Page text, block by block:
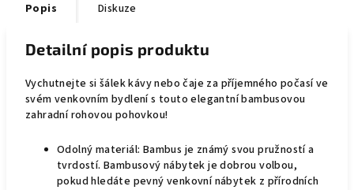
Popis Diskuze
Detailní popis produktu
Vychutnejte si šálek kávy nebo čaje za příjemného počasí ve
svém venkovním bydlení s touto elegantní bambusovou
zahradní rohovou pohovkou!
Odolný materiál: Bambus je známý svou pružností a
tvrdostí. Bambusový nábytek je dobrou volbou,
pokud hledáte pevný venkovní nábytek z přírodních